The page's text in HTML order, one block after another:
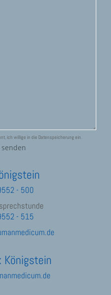
ich willige in die Datenspeicherung ein.
- 500
- 515
Königstein